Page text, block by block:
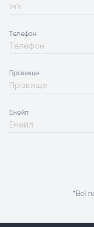
Телефон
Прізвище
Емейл
*Всі